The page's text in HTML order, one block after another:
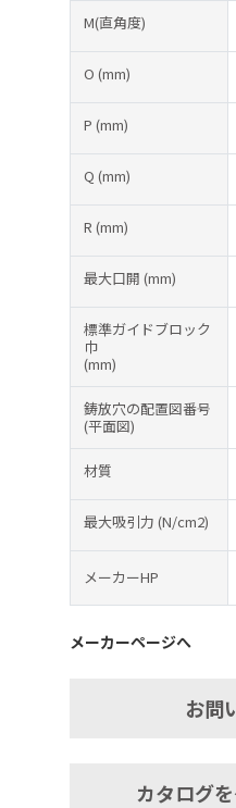
M(直角度)
O (mm)
P (mm)
Q (mm)
R (mm)
最大口開 (mm)
標準ガイドブロック
巾
(mm)
鋳放穴の配置図番号
(平面図)
材質
最大吸引力 (N/cm2)
メーカーHP
メーカーページへ
お問
カタログ